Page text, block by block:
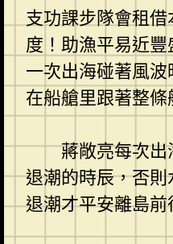
支功課步隊會租
度！助漁平易近
一次出海碰著風
在船艙里跟著整
蔣敞亮每次
退潮的時辰，否
退潮才平安離島前